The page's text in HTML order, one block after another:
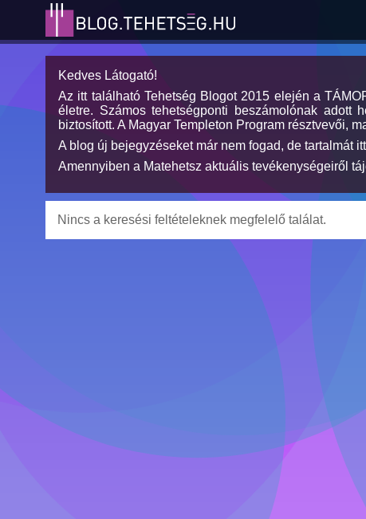
Kedves Látogató!
Az itt található Tehetség Blogot 2015 elején a
életre. Számos tehetségponti beszámolónak
biztosított. A Magyar Templeton Program résztvevői,
A blog új bejegyzéseket már nem fogad, de tartalmát
Amennyiben a Matehetsz aktuális tevékenységeiről
Nincs a keresési feltételeknek megfelelő találat.